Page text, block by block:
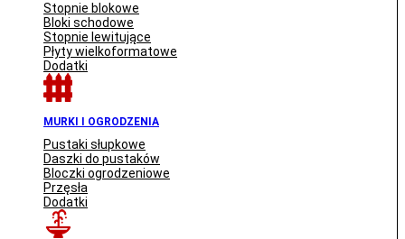
Stopnie blokowe
Bloki schodowe
Stopnie lewitujące
Płyty wielkoformatowe
Dodatki
MURKI I OGRODZENIA
Pustaki słupkowe
Daszki do pustaków
Bloczki ogrodzeniowe
Przęsła
Dodatki